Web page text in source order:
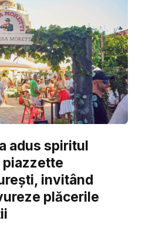
adus spiritul
invitând
plăcerile